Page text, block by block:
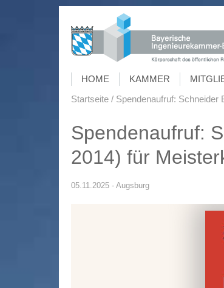
HOME KAMMER
Startseite
Spendenaufruf: Schneider
Spendenaufruf:
2014) für
05.11.2025 - Augsburg